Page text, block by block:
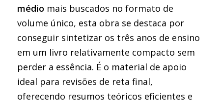
médio mais buscados no formato de
volume único, esta obra se destaca por
conseguir sintetizar os três anos de ensino
em um livro relativamente compacto sem
perder a essência. É o material de apoio
ideal para revisões de reta final,
oferecendo resumos teóricos eficientes e